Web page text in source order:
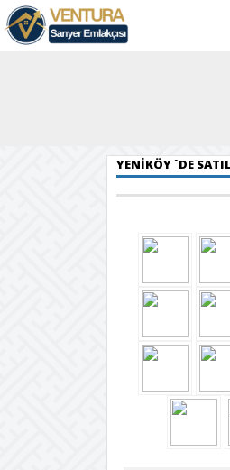
YENİKÖY `DE